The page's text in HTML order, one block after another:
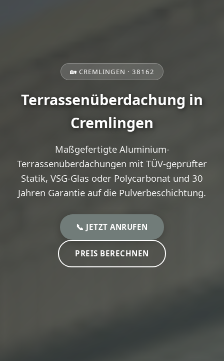
🏡 CREMLINGEN · 38162
Terrassenüberdachung in
Cremlingen
Maßgefertigte Aluminium-
Terrassenüberdachungen mit TÜV-geprüfter
Statik, VSG-Glas oder Polycarbonat und 30
Jahren Garantie auf die Pulverbeschichtung.
📞 JETZT ANRUFEN
PREIS BERECHNEN